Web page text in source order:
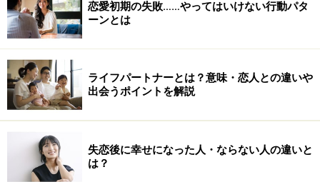
恋愛初期の失敗……やってはいけない行動パタ
ーンとは
ライフパートナーとは？意味・恋人との違いや
出会うポイントを解説
失恋後に幸せになった人・ならない人の違いと
は？